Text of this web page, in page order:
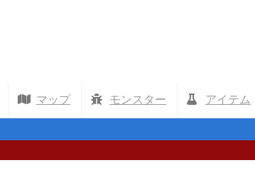
マップ モンスター アイテム